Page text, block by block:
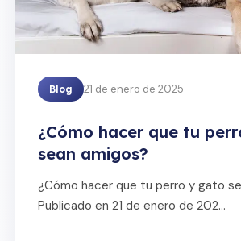
Blog 21 de enero de 2025
¿Cómo hacer que tu
sean amigos?
¿Cómo hacer que tu perro y gato
Publicado en 21 de enero de 202...